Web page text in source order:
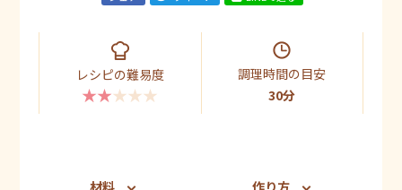
レシピの難易度
★★★★★
調理時間の目安
30分